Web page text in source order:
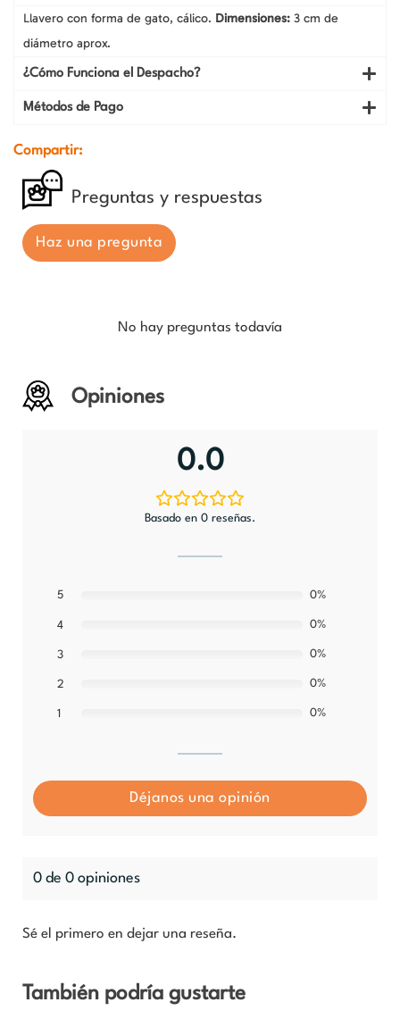
Llavero con forma de gato, cálico. Dimensiones: 3 cm de
diámetro aprox.
¿Cómo Funciona el Despacho?
Métodos de Pago
Compartir:
Preguntas y respuestas
Haz una pregunta
No hay preguntas todavía
Opiniones
0.0
Basado en 0 reseñas.
5 0%
4 0%
3 0%
2 0%
1 0%
Déjanos una opinión
0 de 0 opiniones
Sé el primero en dejar una reseña.
También podría gustarte